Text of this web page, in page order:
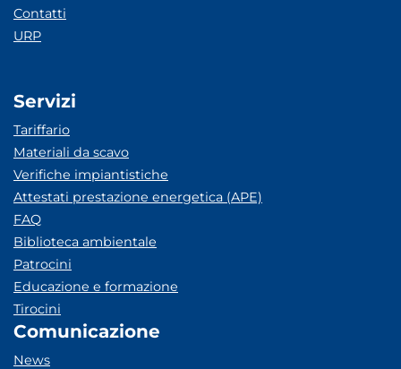
Contatti
URP
Servizi
Tariffario
Materiali da scavo
Verifiche impiantistiche
Attestati prestazione energetica (APE)
FAQ
Biblioteca ambientale
Patrocini
Educazione e formazione
Tirocini
Comunicazione
News